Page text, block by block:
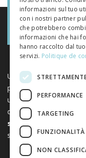
Una piattaforma unica
pubblicati dagli editori
umane e sociali.
dell’ Associazione
scienze umane e
senza scopo di lucro.
informazioni sul tuo
con i nostri partner
che potrebbero
informazioni che hai
hanno raccolto dal
servizi. Politique de
PERFORMANCE
TARGETING
FUNZIONALITÀ
NON